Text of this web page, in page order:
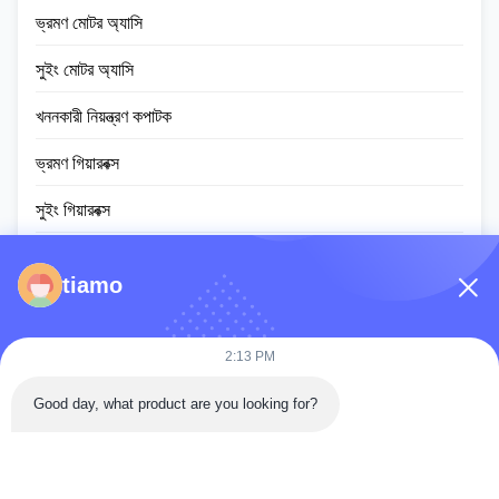
ভ্রমণ মোটর অ্যাসি
সুইং মোটর অ্যাসি
খননকারী নিয়ন্ত্রণ কপাটক
ভ্রমণ গিয়ারবক্স
সুইং গিয়ারবক্স
ইসিইউ নিয়ামক
হাইড্রোলিক সিলিন্ডার অ্যাসি
tiamo
2:13 PM
Good day, what product are you looking for?